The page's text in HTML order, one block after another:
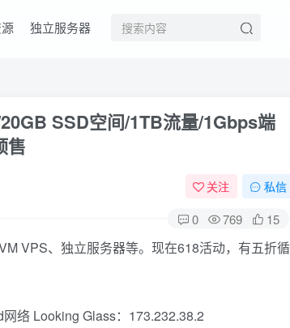
独立服务器
SSD空间/1TB流量/1Gbps端
售
关注 私信
0 769 15
VPS、独立服务器等。现在618活动，有五折循
络 Looking Glass：173.232.38.2